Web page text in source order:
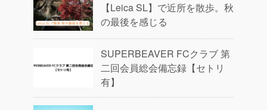
【Leica SL】で近所を散歩。秋
の最後を感じる
SUPERBEAVER FCクラブ 第
二回会員総会備忘録【セトリ
有】